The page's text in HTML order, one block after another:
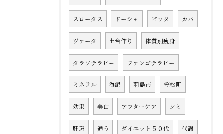
スロータス ドーシャ ピッタ カパ
ヴァータ 土台作り 体質別痩身
タラソテラピー ファンゴテラピー
ミネラル 海泥 羽島市 笠松町
効果 美白 アフターケア シミ
肝斑 通う ダイエット５０代 代謝